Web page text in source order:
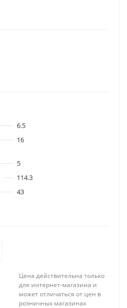
6.5
16
5
114.3
43
Цена действительна только
для интернет-магазина и
может отличаться от цен в
розничных магазинах